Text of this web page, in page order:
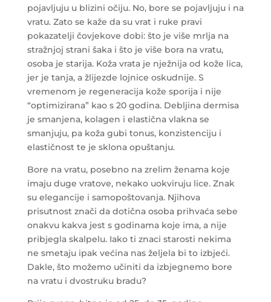
pojavljuju u blizini očiju. No, bore se pojavljuju i na
vratu. Zato se kaže da su vrat i ruke pravi
pokazatelji čovjekove dobi: što je više mrlja na
stražnjoj strani šaka i što je više bora na vratu,
osoba je starija. Koža vrata je nježnija od kože lica,
jer je tanja, a žlijezde lojnice oskudnije. S
vremenom je regeneracija kože sporija i nije
“optimizirana” kao s 20 godina. Debljina dermisa
je smanjena, kolagen i elastična vlakna se
smanjuju, pa koža gubi tonus, konzistenciju i
elastičnost te je sklona opuštanju.
Bore na vratu, posebno na zrelim ženama koje
imaju duge vratove, nekako uokviruju lice. Znak
su elegancije i samopoštovanja. Njihova
prisutnost znači da dotična osoba prihvaća sebe
onakvu kakva jest s godinama koje ima, a nije
pribjegla skalpelu. Iako ti znaci starosti nekima
ne smetaju ipak većina nas željela bi to izbjeći.
Dakle, što možemo učiniti da izbjegnemo bore
na vratu i dvostruku bradu?